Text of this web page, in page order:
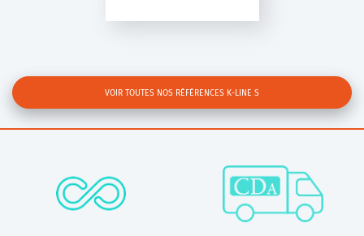
VOIR TOUTES NOS RÉFÉRENCES K-LINE S